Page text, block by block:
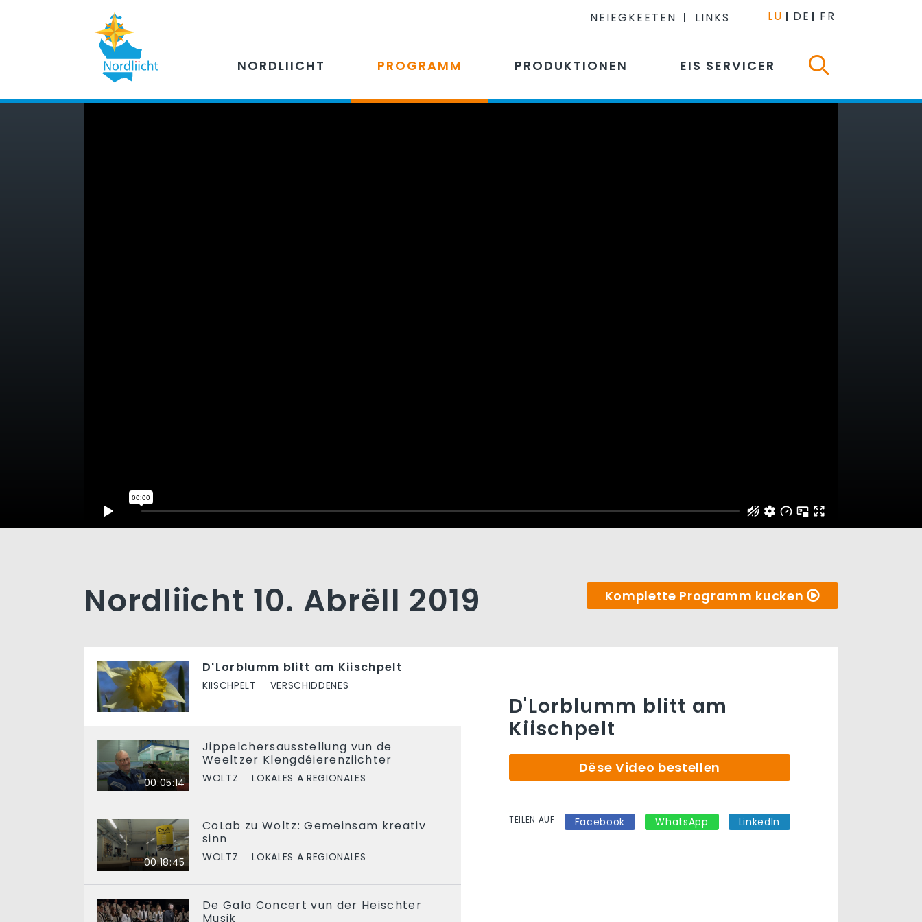
NEIEGKEETEN LINKS LU DE FR
NORDLIICHT PROGRAMM PRODUKTIONEN EIS SERVICER
Nordliicht 10. Abrëll 2019 Komplette Programm kucken
D'Lorblumm blitt am Kiischpelt
KIISCHPELT VERSCHIDDENES
00:05:14
Jippelchersausstellung vun de
Weeltzer Klengdéierenziichter
WOLTZ LOKALES A REGIONALES
00:18:45
CoLab zu Woltz: Gemeinsam kreativ
sinn
WOLTZ LOKALES A REGIONALES
De Gala Concert vun der Heischter
Musik
D'Lorblumm blitt am
Kiischpelt
Dëse Video bestellen
TEILEN AUF Facebook WhatsApp LinkedIn